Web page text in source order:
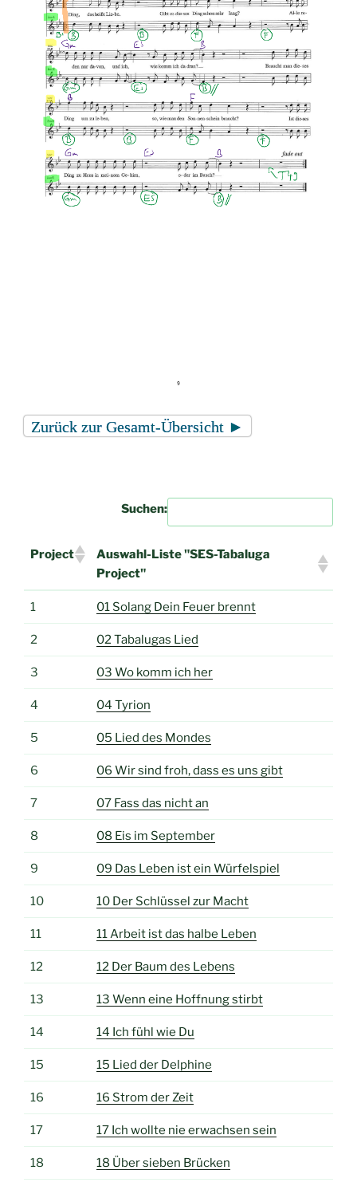
Zurück zur Gesamt-Übersicht ►
Suchen:
Project
Auswahl-Liste "SES-Tabaluga
Project"
Project
Auswahl-Liste "SES-Tabaluga
Project"
1 01 Solang Dein Feuer brennt
2 02 Tabalugas Lied
3 03 Wo komm ich her
4 04 Tyrion
5 05 Lied des Mondes
6 06 Wir sind froh, dass es uns gibt
7 07 Fass das nicht an
8 08 Eis im September
9 09 Das Leben ist ein Würfelspiel
10 10 Der Schlüssel zur Macht
11 11 Arbeit ist das halbe Leben
12 12 Der Baum des Lebens
13 13 Wenn eine Hoffnung stirbt
14 14 Ich fühl wie Du
15 15 Lied der Delphine
16 16 Strom der Zeit
17 17 Ich wollte nie erwachsen sein
18 18 Über sieben Brücken